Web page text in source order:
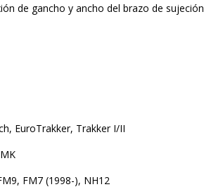
de gancho y ancho del brazo de sujeción
EuroTrakker, Trakker I/II
FM7 (1998-), NH12